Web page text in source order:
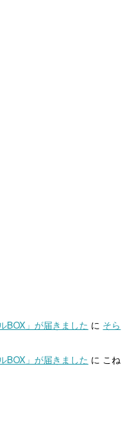
BOX」が届きました に そら
BOX」が届きました に こね